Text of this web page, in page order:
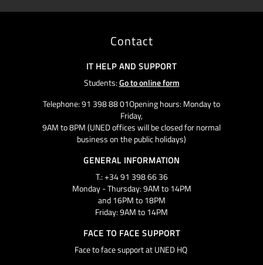
Contact
IT HELP AND SUPPORT
Students:Go to online form
Telephone: 91 398 88 01Opening hours: Monday to
Friday,
9AM to 8PM (UNED offices will be closed for normal
business on the public holidays)
GENERAL INFORMATION
T.: +34 91 398 66 36
Monday - Thursday: 9AM to 14PM
and 16PM to 18PM
Friday: 9AM to 14PM
FACE TO FACE SUPPORT
Face to face support at UNED HQ